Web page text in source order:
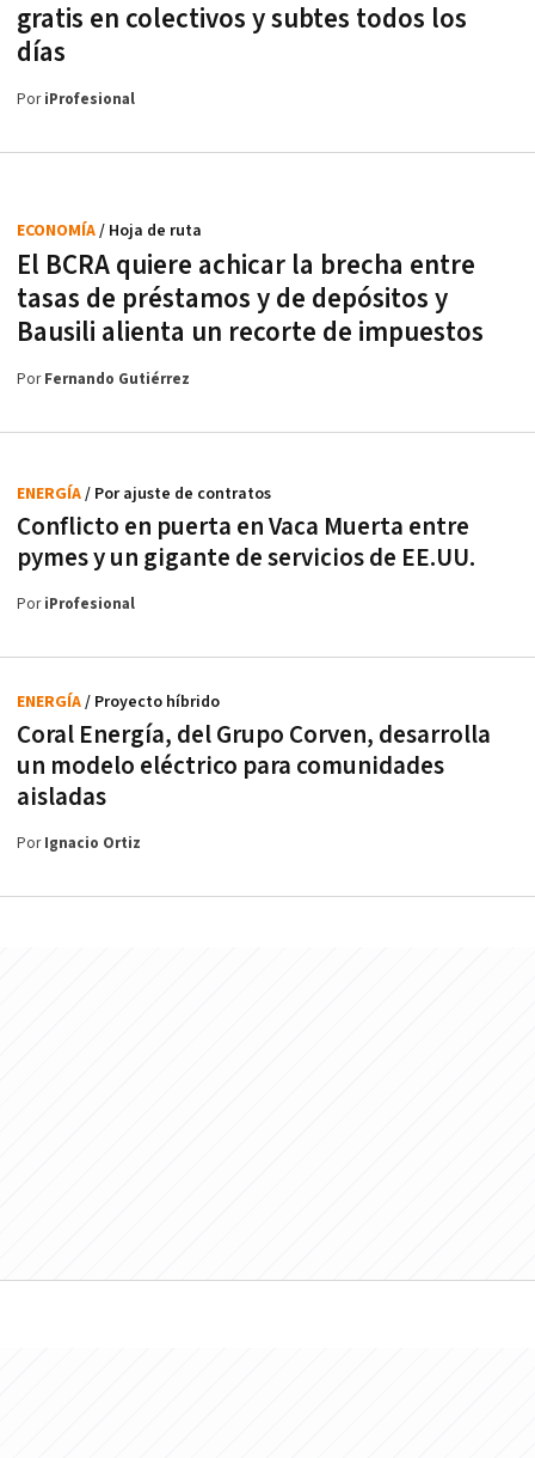
gratis en colectivos y subtes todos los
días
PoriProfesional
El BCRA quiere achicar la brecha entre
tasas de préstamos y de depósitos y
Bausili alienta un recorte de impuestos
ECONOMÍA/ Hoja de ruta
PorFernando Gutiérrez
Conflicto en puerta en Vaca Muerta entre
pymes y un gigante de servicios de EE.UU.
ENERGÍA/ Por ajuste de contratos
PoriProfesional
Coral Energía, del Grupo Corven, desarrolla
un modelo eléctrico para comunidades
aisladas
ENERGÍA/ Proyecto híbrido
PorIgnacio Ortiz